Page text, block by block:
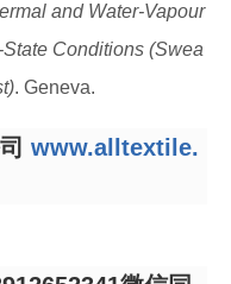
and Water-Vapour
Conditions (Swea
. Geneva.
www.alltextile.